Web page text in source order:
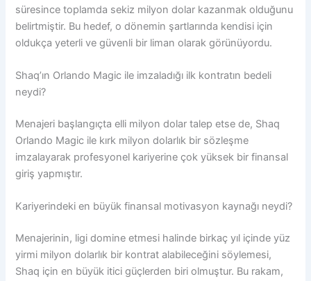
süresince toplamda sekiz milyon dolar kazanmak olduğunu
belirtmiştir. Bu hedef, o dönemin şartlarında kendisi için
oldukça yeterli ve güvenli bir liman olarak görünüyordu.
Shaq’ın Orlando Magic ile imzaladığı ilk kontratın bedeli
neydi?
Menajeri başlangıçta elli milyon dolar talep etse de, Shaq
Orlando Magic ile kırk milyon dolarlık bir sözleşme
imzalayarak profesyonel kariyerine çok yüksek bir finansal
giriş yapmıştır.
Kariyerindeki en büyük finansal motivasyon kaynağı neydi?
Menajerinin, ligi domine etmesi halinde birkaç yıl içinde yüz
yirmi milyon dolarlık bir kontrat alabileceğini söylemesi,
Shaq için en büyük itici güçlerden biri olmuştur. Bu rakam,